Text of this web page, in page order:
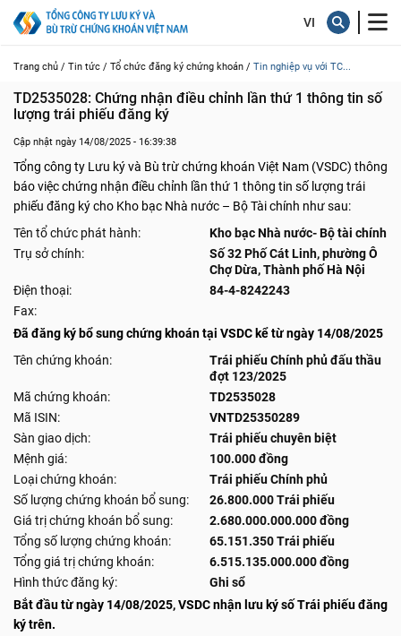
Trang chủ / Tin tức / Tổ chức đăng ký chứng khoán / Tin nghiệp vụ với TC...
TD2535028: Chứng nhận điều chỉnh lần thứ 1 thông tin số
lượng trái phiếu đăng ký
Cập nhật ngày 14/08/2025 - 16:39:38
Tổng công ty Lưu ký và Bù trừ chứng khoán Việt Nam (VSDC) thông
báo việc chứng nhận điều chỉnh lần thứ 1 thông tin số lượng trái
phiếu đăng ký cho Kho bạc Nhà nước – Bộ Tài chính như sau:
Tên tổ chức phát hành:
Kho bạc Nhà nước- Bộ tài chính
Trụ sở chính:
Số 32 Phố Cát Linh, phường Ô
Chợ Dừa, Thành phố Hà Nội
Điện thoại:
84-4-8242243
Fax:
Đã đăng ký bổ sung chứng khoán tại VSDC kể từ ngày 14/08/2025
Tên chứng khoán:
Trái phiếu Chính phủ đấu thầu
đợt 123/2025
Mã chứng khoán:
TD2535028
Mã ISIN:
VNTD25350289
Sàn giao dịch:
Trái phiếu chuyên biệt
Mệnh giá:
100.000 đồng
Loại chứng khoán:
Trái phiếu Chính phủ
Số lượng chứng khoán bổ sung:
26.800.000 Trái phiếu
Giá trị chứng khoán bổ sung:
2.680.000.000.000 đồng
Tổng số lượng chứng khoán:
65.151.350 Trái phiếu
Tổng giá trị chứng khoán:
6.515.135.000.000 đồng
Hình thức đăng ký:
Ghi sổ
Bắt đầu từ ngày 14/08/2025, VSDC nhận lưu ký số Trái phiếu đăng
ký trên.